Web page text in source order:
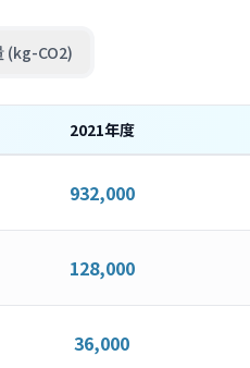
(kg-CO2)
2021年度
932,000
128,000
36,000